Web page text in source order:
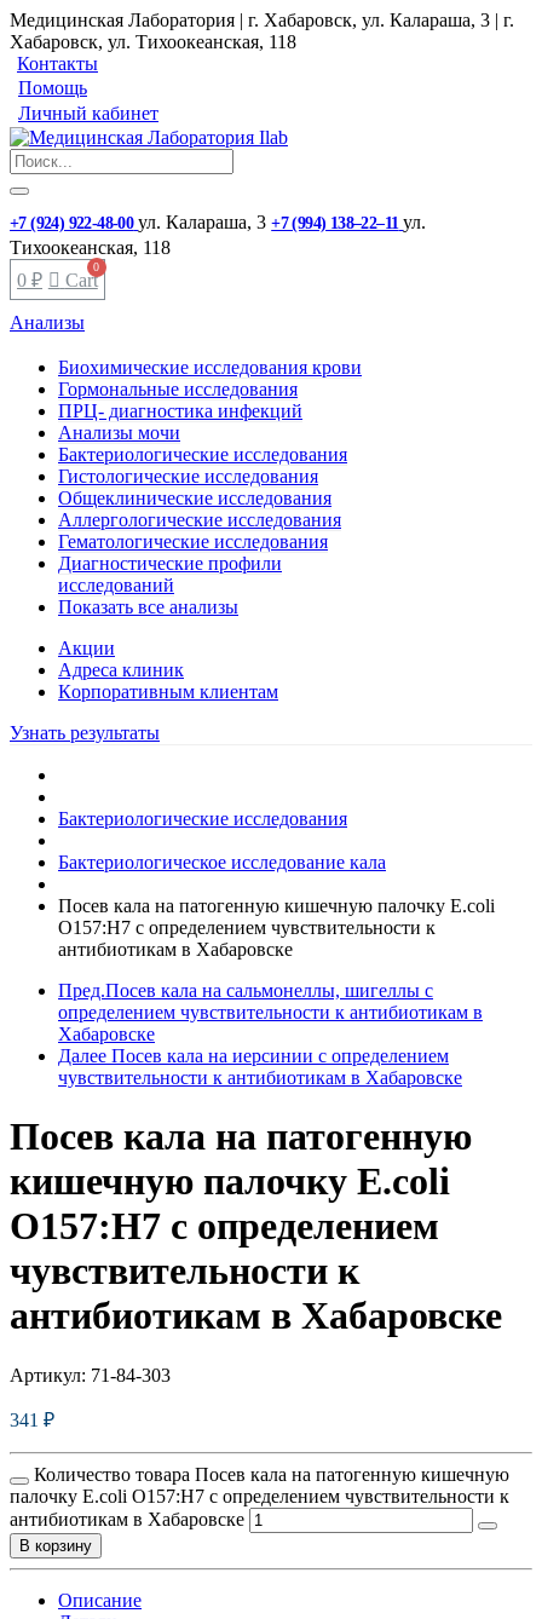
Медицинская Лаборатория | г. Хабаровск, ул. Калараша, 3 | г.
Хабаровск, ул. ​Тихоокеанская, 118
Контакты
Помощь
Личный кабинет
+7 (924) 922-48-00 ул. ​Калараша, 3 +7 (994) 138‒22‒11 ул. ​
Тихоокеанская, 118
0 ₽ Cart
Анализы
Биохимические исследования крови
Гормональные исследования
ПРЦ- диагностика инфекций
Анализы мочи
Бактериологические исследования
Гистологические исследования
Общеклинические исследования
Аллергологические исследования
Гематологические исследования
Диагностические профили
исследований
Показать все анализы
Акции
Адреса клиник
Кoрпоративным клиентам
Узнать результаты
Бактериологические исследования
Бактериологическое исследование кала
Посев кала на патогенную кишечную палочку E.coli
О157:Н7 с определением чувcтвительности к
антибиотикам в Хабаровске
Пред.Посев кала на сальмонеллы, шигеллы с
определением чувствительности к антибиотикам в
Хабаровске
Далее Посев кала на иерсинии с определением
чувcтвительности к антибиотикам в Хабаровске
Посев кала на патогенную
кишечную палочку E.coli
О157:Н7 с определением
чувcтвительности к
антибиотикам в Хабаровске
Артикул: 71-84-303
341 ₽
Количество товара Посев кала на патогенную кишечную
палочку E.coli О157:Н7 с определением чувcтвительности к
антибиотикам в Хабаровске
В корзину
Описание